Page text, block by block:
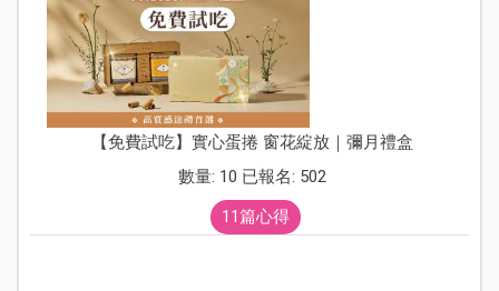
【免費試吃】實心蛋捲 窗花綻放｜彌月禮盒
數量: 10 已報名: 502
11篇心得